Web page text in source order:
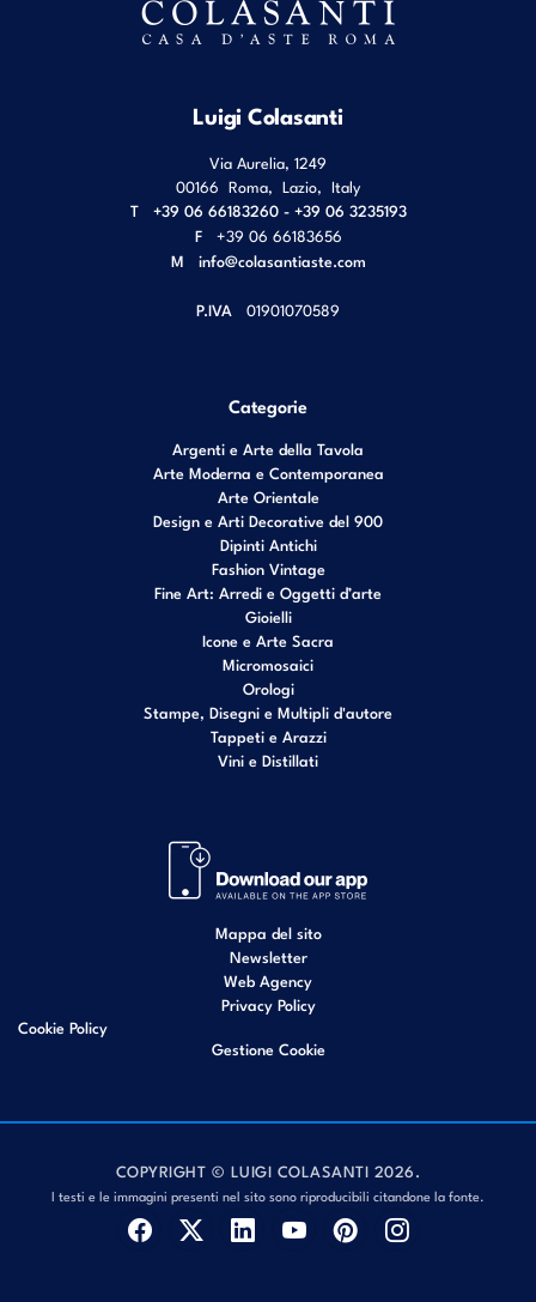
Luigi Colasanti
Via Aurelia, 1249
00166 Roma, Lazio, Italy
T
+39 06 66183260 - +39 06 3235193
F
+39 06 66183656
M info@colasantiaste.com
P.IVA 01901070589
Categorie
Argenti e Arte della Tavola
Arte Moderna e Contemporanea
Arte Orientale
Design e Arti Decorative del 900
Dipinti Antichi
Fashion Vintage
Fine Art: Arredi e Oggetti d’arte
Gioielli
Icone e Arte Sacra
Micromosaici
Orologi
Stampe, Disegni e Multipli d'autore
Tappeti e Arazzi
Vini e Distillati
Mappa del sito
Newsletter
Web Agency
Privacy Policy
Cookie Policy
Gestione Cookie
COPYRIGHT © LUIGI COLASANTI 2026.
I testi e le immagini presenti nel sito sono riproducibili citandone la fonte.